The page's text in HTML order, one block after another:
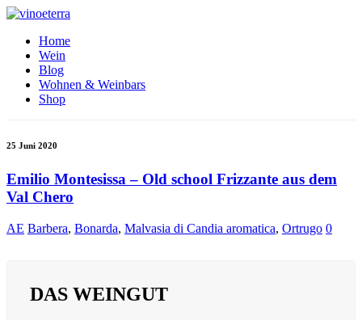
Home
Wein
Blog
Wohnen & Weinbars
Shop
25 Juni 2020
Emilio Montesissa – Old school Frizzante aus dem
Val Chero
AE Barbera, Bonarda, Malvasia di Candia aromatica, Ortrugo 0
DAS WEINGUT